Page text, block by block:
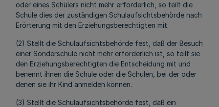
oder eines Schülers nicht mehr erforderlich, so teilt die
Schule dies der zuständigen Schulaufsichtsbehörde nach
Erörterung mit den Erziehungsberechtigten mit.
(2) Stellt die Schulaufsichtsbehörde fest, daß der Besuch
einer Sonderschule nicht mehr erforderlich ist, so teilt sie
den Erziehungsberechtigten die Entscheidung mit und
benennt ihnen die Schule oder die Schulen, bei der oder
denen sie ihr Kind anmelden können.
(3) Stellt die Schulaufsichtsbehörde fest, daß ein